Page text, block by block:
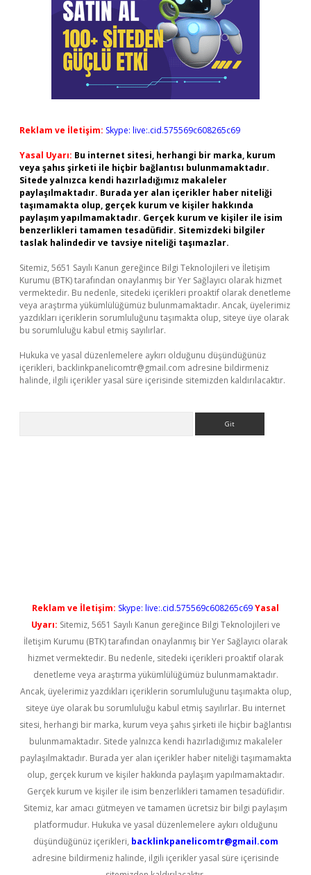
Reklam ve İletişim: Skype: live:.cid.575569c608265c69
Yasal Uyarı: Bu internet sitesi, herhangi bir marka, kurum
veya şahıs şirketi ile hiçbir bağlantısı bulunmamaktadır.
Sitede yalnızca kendi hazırladığımız makaleler
paylaşılmaktadır. Burada yer alan içerikler haber niteliği
taşımamakta olup, gerçek kurum ve kişiler hakkında
paylaşım yapılmamaktadır. Gerçek kurum ve kişiler ile isim
benzerlikleri tamamen tesadüfidir. Sitemizdeki bilgiler
taslak halindedir ve tavsiye niteliği taşımazlar.
Sitemiz, 5651 Sayılı Kanun gereğince Bilgi Teknolojileri ve İletişim
Kurumu (BTK) tarafından onaylanmış bir Yer Sağlayıcı olarak hizmet
vermektedir. Bu nedenle, sitedeki içerikleri proaktif olarak denetleme
veya araştırma yükümlülüğümüz bulunmamaktadır. Ancak, üyelerimiz
yazdıkları içeriklerin sorumluluğunu taşımakta olup, siteye üye olarak
bu sorumluluğu kabul etmiş sayılırlar.
Hukuka ve yasal düzenlemelere aykırı olduğunu düşündüğünüz
içerikleri, backlinkpanelicomtr@gmail.com adresine bildirmeniz
halinde, ilgili içerikler yasal süre içerisinde sitemizden kaldırılacaktır.
Reklam ve İletişim: Skype: live:.cid.575569c608265c69Yasal
Uyarı: Sitemiz, 5651 Sayılı Kanun gereğince Bilgi Teknolojileri ve
İletişim Kurumu (BTK) tarafından onaylanmış bir Yer Sağlayıcı olarak
hizmet vermektedir. Bu nedenle, sitedeki içerikleri proaktif olarak
denetleme veya araştırma yükümlülüğümüz bulunmamaktadır.
Ancak, üyelerimiz yazdıkları içeriklerin sorumluluğunu taşımakta olup,
siteye üye olarak bu sorumluluğu kabul etmiş sayılırlar. Bu internet
sitesi, herhangi bir marka, kurum veya şahıs şirketi ile hiçbir bağlantısı
bulunmamaktadır. Sitede yalnızca kendi hazırladığımız makaleler
paylaşılmaktadır. Burada yer alan içerikler haber niteliği taşımamakta
olup, gerçek kurum ve kişiler hakkında paylaşım yapılmamaktadır.
Gerçek kurum ve kişiler ile isim benzerlikleri tamamen tesadüfidir.
Sitemiz, kar amacı gütmeyen ve tamamen ücretsiz bir bilgi paylaşım
platformudur. Hukuka ve yasal düzenlemelere aykırı olduğunu
düşündüğünüz içerikleri, backlinkpanelicomtr@gmail.com
adresine bildirmeniz halinde, ilgili içerikler yasal süre içerisinde